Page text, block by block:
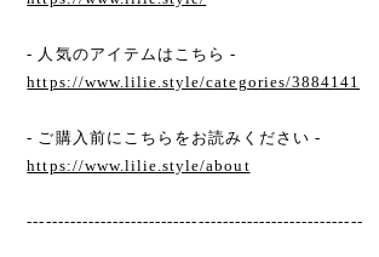
- 人気のアイテムはこちら -
https://www.lilie.style/categories/3884141
- ご購入前にこちらをお読みください -
https://www.lilie.style/about
-------------------------------------------------------